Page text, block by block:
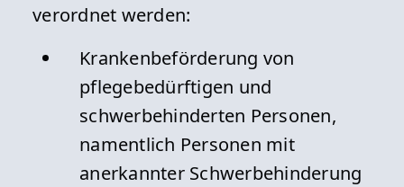
verordnet werden:
Krankenbeförderung von
pflegebedürftigen und
schwerbehinderten Personen,
namentlich Personen mit
anerkannter Schwerbehinderung